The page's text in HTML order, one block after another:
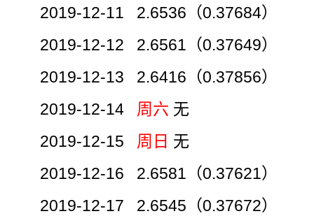
2019-12-11 2.6536（0.37684）
2019-12-12 2.6561（0.37649）
2019-12-13 2.6416（0.37856）
2019-12-14 周六 无
2019-12-15 周日 无
2019-12-16 2.6581（0.37621）
2019-12-17 2.6545（0.37672）